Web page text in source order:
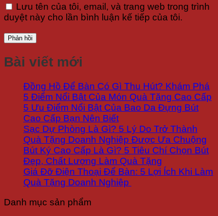
Lưu tên của tôi, email, và trang web trong trình
duyệt này cho lần bình luận kế tiếp của tôi.
Bài viết mới
Đồng Hồ Để Bàn Có Gì Thu Hút? Khám Phá
5 Điểm Nổi Bật Của Món Quà Tặng Cao Cấp
5 Ưu Điểm Nổi Bật Của Bao Da Đựng Bút
Cao Cấp Bạn Nên Biết
Sạc Dự Phòng Là Gì? 5 Lý Do Trở Thành
Quà Tặng Doanh Nghiệp Được Ưa Chuộng
Bút Ký Cao Cấp Là Gì? 5 Tiêu Chí Chọn Bút
Đẹp, Chất Lượng Làm Quà Tặng
Giá Đỡ Điện Thoại Để Bàn: 5 Lợi Ích Khi Làm
Quà Tặng Doanh Nghiệp
Danh mục sản phẩm